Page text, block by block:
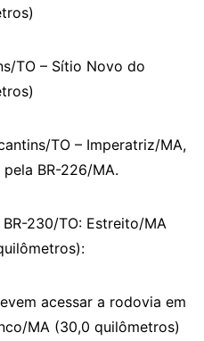
TO – Sítio Novo do
TO – Imperatriz/MA,
BR-226/MA.
230/TO: Estreito/MA
acessar a rodovia em
MA (30,0 quilômetros)